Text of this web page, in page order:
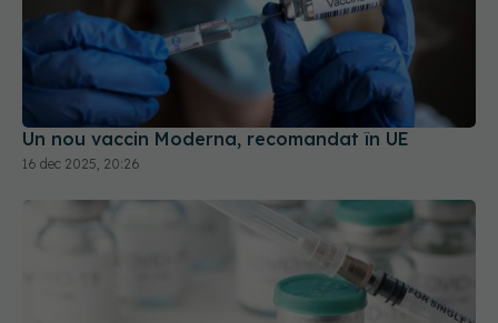
Un nou vaccin Moderna, recomandat în UE
16 dec 2025, 20:26